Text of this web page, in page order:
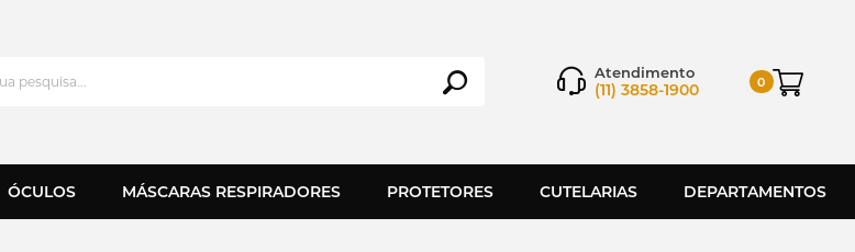
Atendimento
(11) 3858-1900 0
ÓCULOS MÁSCARAS RESPIRADORES PROTETORES CUTELARIAS DEPARTAMENTOS